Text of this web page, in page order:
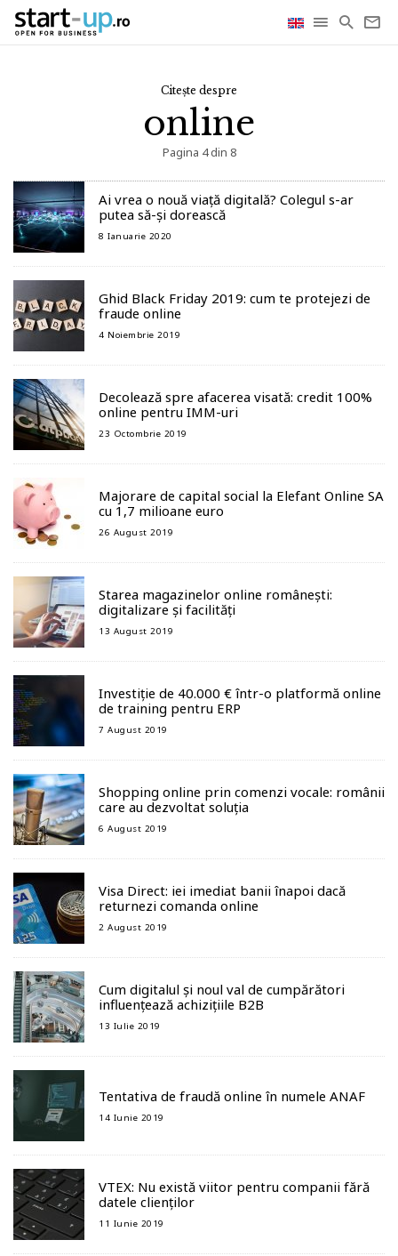
Citește despre
online
Pagina 4 din 8
Ai vrea o nouă viață digitală? Colegul s-ar
putea să-și dorească
8 Ianuarie 2020
Ghid Black Friday 2019: cum te protejezi de
fraude online
4 Noiembrie 2019
Decolează spre afacerea visată: credit 100%
online pentru IMM-uri
23 Octombrie 2019
Majorare de capital social la Elefant Online SA
cu 1,7 milioane euro
26 August 2019
Starea magazinelor online românești:
digitalizare și facilități
13 August 2019
Investiție de 40.000 € într-o platformă online
de training pentru ERP
7 August 2019
Shopping online prin comenzi vocale: românii
care au dezvoltat soluția
6 August 2019
Visa Direct: iei imediat banii înapoi dacă
returnezi comanda online
2 August 2019
Cum digitalul și noul val de cumpărători
influențează achizițiile B2B
13 Iulie 2019
Tentativa de fraudă online în numele ANAF
14 Iunie 2019
VTEX: Nu există viitor pentru companii fără
datele clienților
11 Iunie 2019